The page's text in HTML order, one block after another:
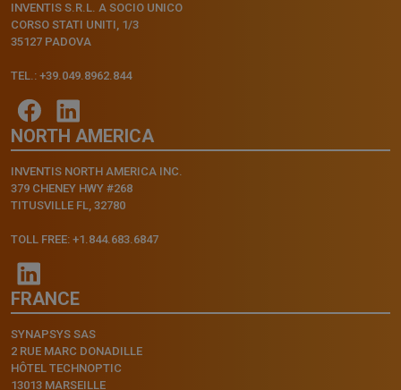
INVENTIS S.R.L. A SOCIO UNICO
CORSO STATI UNITI, 1/3
35127 PADOVA
TEL.: +39.049.8962.844
NORTH AMERICA
INVENTIS NORTH AMERICA INC.
379 CHENEY HWY #268
TITUSVILLE FL, 32780
TOLL FREE: +1.844.683.6847
FRANCE
SYNAPSYS SAS
2 RUE MARC DONADILLE
HÔTEL TECHNOPTIC
13013 MARSEILLE